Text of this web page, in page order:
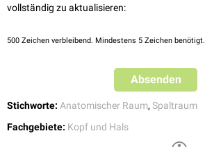
vollständig zu aktualisieren:
500 Zeichen verbleibend. Mindestens 5 Zeichen benötigt.
Absenden
Stichworte: Anatomischer Raum, Spaltraum
Fachgebiete: Kopf und Hals